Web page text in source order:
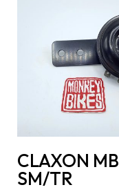
CLAXON MB
SM/TR